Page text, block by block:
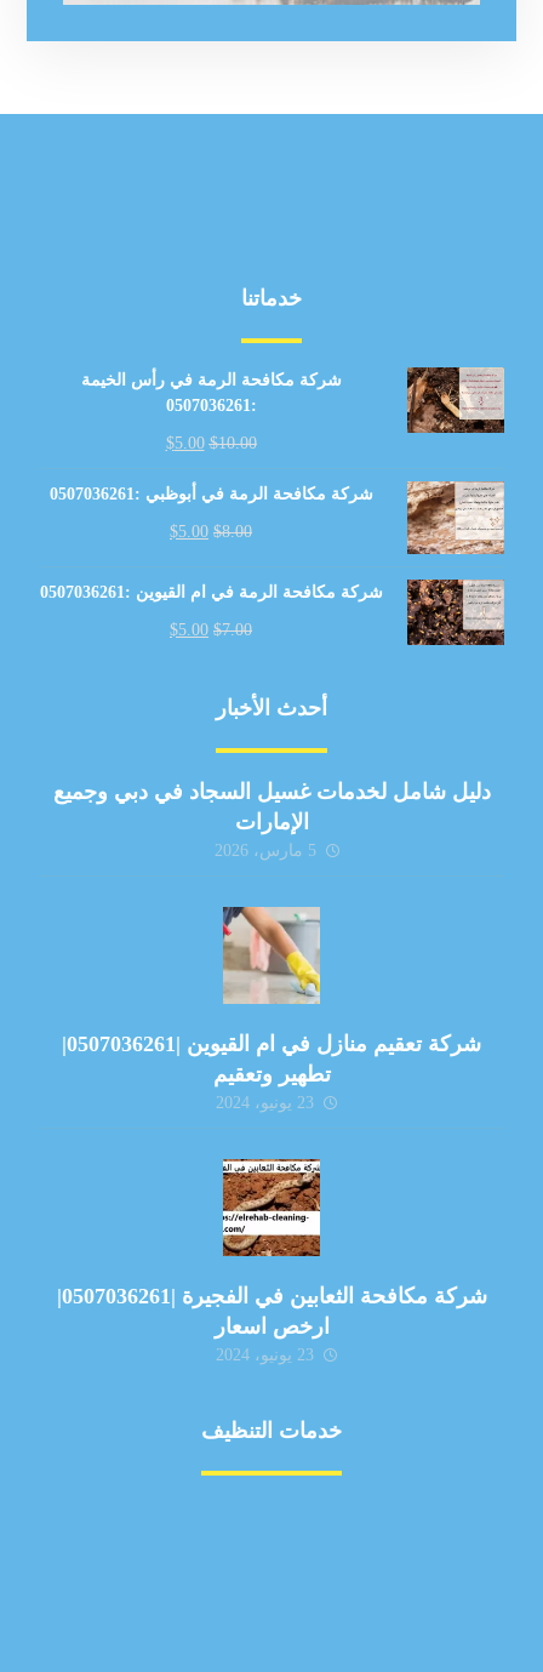
خدماتنا
شركة مكافحة الرمة في رأس الخيمة
:0507036261
$10.00
$5.00
شركة مكافحة الرمة في أبوظبي :0507036261
$8.00
$5.00
شركة مكافحة الرمة في ام القيوين :0507036261
$7.00
$5.00
أحدث الأخبار
دليل شامل لخدمات غسيل السجاد في دبي وجميع
الإمارات
5 مارس، 2026
شركة تعقيم منازل في ام القيوين |0507036261|
تطهير وتعقيم
23 يونيو، 2024
شركة مكافحة الثعابين في الفجيرة |0507036261|
ارخص اسعار
23 يونيو، 2024
خدمات التنظيف